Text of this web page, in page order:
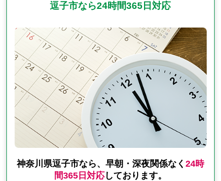
逗子市なら24時間365日対応
神奈川県逗子市なら、早朝・深夜関係なく 24時
間365日対応しております。